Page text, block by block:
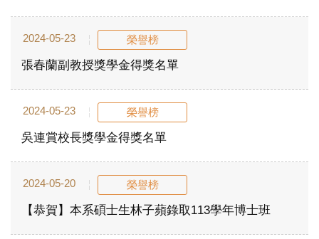
2024-05-23 榮譽榜
張春蘭副教授獎學金得獎名單
2024-05-23 榮譽榜
吳連賞校長獎學金得獎名單
2024-05-20 榮譽榜
【恭賀】本系碩士生林子蘋錄取113學年博士班